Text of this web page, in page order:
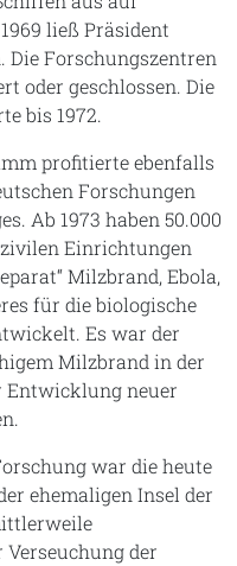
ließ Präsident
Die Forschungszentren
oder geschlossen. Die
bis 1972.
profitierte ebenfalls
Forschungen
Ab 1973 haben 50.000
Einrichtungen
Milzbrand, Ebola,
für die biologische
Es war der
Milzbrand in der
Entwicklung neuer
war die heute
ehemaligen Insel der
der